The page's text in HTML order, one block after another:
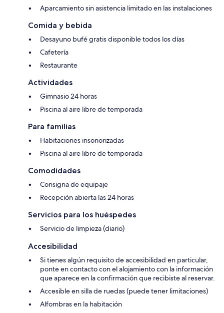
Aparcamiento sin asistencia limitado en las instalaciones
Comida y bebida
Desayuno bufé gratis disponible todos los días
Cafetería
Restaurante
Actividades
Gimnasio 24 horas
Piscina al aire libre de temporada
Para familias
Habitaciones insonorizadas
Piscina al aire libre de temporada
Comodidades
Consigna de equipaje
Recepción abierta las 24 horas
Servicios para los huéspedes
Servicio de limpieza (diario)
Accesibilidad
Si tienes algún requisito de accesibilidad en particular,
ponte en contacto con el alojamiento con la información
que aparece en la confirmación que recibiste al reservar.
Accesible en silla de ruedas (puede tener limitaciones)
Alfombras en la habitación